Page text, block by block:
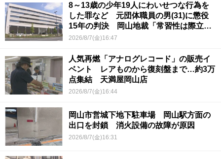
8～13歳の少年19人にわいせつな行為を
した罪など 元団体職員の男(31)に懲役
15年の判決 岡山地裁「常習性は際立っ
ていて被害結果も非常に重い」
2026/8/7(金)16:47
人気再燃「アナログレコード」の販売イ
ベント レアものから復刻盤まで…約3万
点集結 天満屋岡山店
2026/8/7(金)16:44
岡山市営城下地下駐車場 岡山駅方面の
出口を封鎖 消火設備の故障が原因
2026/8/7(金)16:31